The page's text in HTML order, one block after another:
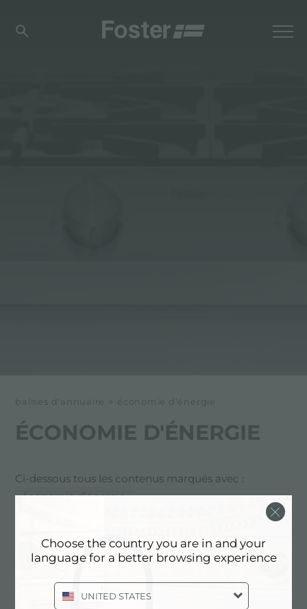
balises d'annuaire > économie d'énergie
ÉCONOMIE D'ÉNERGIE
Ci-dessous tous les contenus marqués avec :
économie d'énergie
ENTREPRISE, SOUTENABILITÉ:
ÉCONOMIE D'ÉNERGIE
Choose the country you are in and your
language for a better browsing experience
UNITED STATES